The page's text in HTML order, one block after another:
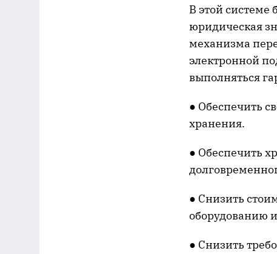
В этой системе
юридическая
механизма
электронной
выполняться
● Обеспечить
хранения.
● Обеспечить
● Снизить
оборудованию
● Снизить